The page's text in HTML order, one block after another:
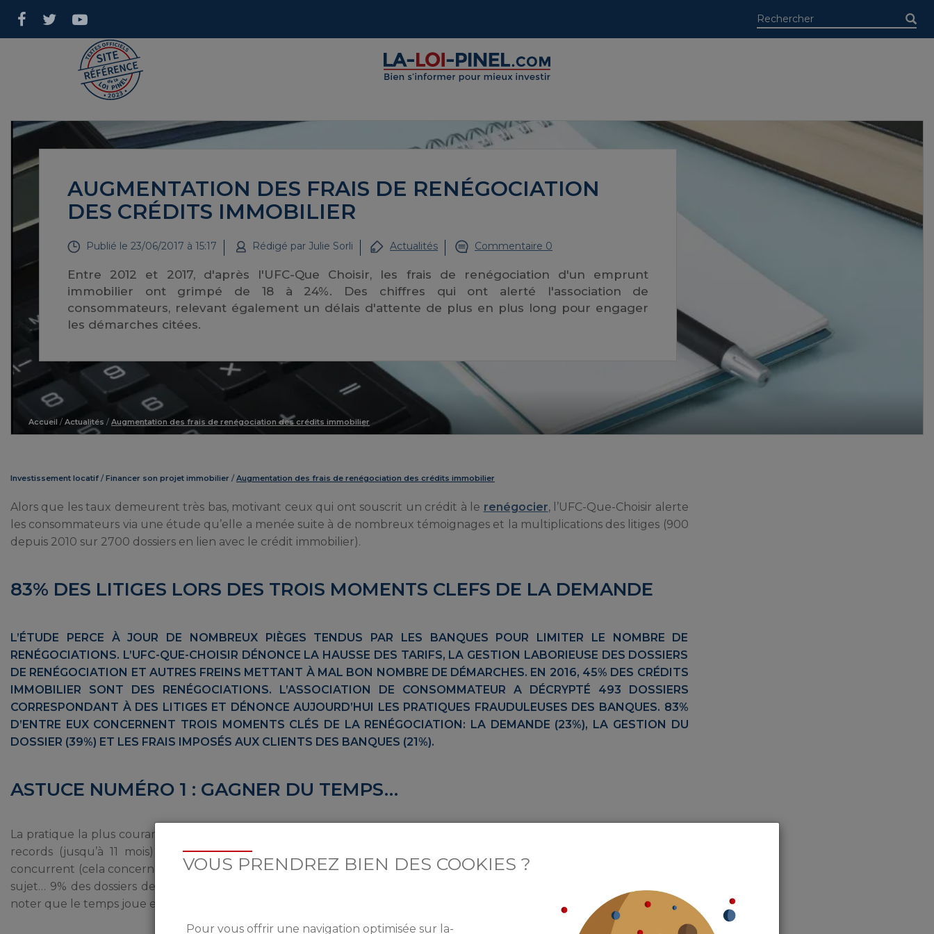
AUGMENTATION DES FRAIS DE RENÉGOCIATION
DES CRÉDITS IMMOBILIER
Publié le 23/06/2017 à 15:17 Rédigé par Julie Sorli Actualités Commentaire 0
Entre 2012 et 2017, d'après l'UFC-Que Choisir, les frais de renégociation d'un emprunt
immobilier ont grimpé de 18 à 24%. Des chiffres qui ont alerté l'association de
consommateurs, relevant également un délais d'attente de plus en plus long pour engager
les démarches citées.
Accueil / Actualités / Augmentation des frais de renégociation des crédits immobilier
Investissement locatif Financer son projet immobilier Augmentation des frais de renégociation des crédits immobilier
Alors que les taux demeurent très bas, motivant ceux qui ont souscrit un crédit à le renégocier, l’UFC-Que-Choisir alerte
les consommateurs via une étude qu’elle a menée suite à de nombreux témoignages et la multiplications des litiges (900
depuis 2010 sur 2700 dossiers en lien avec le crédit immobilier).
83% DES LITIGES LORS DES TROIS MOMENTS CLEFS DE LA DEMANDE
L’ÉTUDE PERCE À JOUR DE NOMBREUX PIÈGES TENDUS PAR LES BANQUES POUR LIMITER LE NOMBRE DE
RENÉGOCIATIONS. L’UFC-QUE-CHOISIR DÉNONCE LA HAUSSE DES TARIFS, LA GESTION LABORIEUSE DES DOSSIERS
DE RENÉGOCIATION ET AUTRES FREINS METTANT À MAL BON NOMBRE DE DÉMARCHES. EN 2016, 45% DES CRÉDITS
IMMOBILIER SONT DES RENÉGOCIATIONS. L’ASSOCIATION DE CONSOMMATEUR A DÉCRYPTÉ 493 DOSSIERS
CORRESPONDANT À DES LITIGES ET DÉNONCE AUJOURD’HUI LES PRATIQUES FRAUDULEUSES DES BANQUES. 83%
D’ENTRE EUX CONCERNENT TROIS MOMENTS CLÉS DE LA RENÉGOCIATION: LA DEMANDE (23%), LA GESTION DU
DOSSIER (39%) ET LES FRAIS IMPOSÉS AUX CLIENTS DES BANQUES (21%).
ASTUCE NUMÉRO 1 : GAGNER DU TEMPS…
La pratique la plus courante : gagner du temps. 23% des litiges concernent des attitudes « dilatoires », comme des délais
records (jusqu’à 11 mois) pour l’envoi des documents nécessaires pour racheter son crédit dans un établissement
concurrent (cela concerne 10% des dossiers). Le Crédit immobilier de France regroupe à lui seul 18% des cas de litige à ce
sujet… 9% des dossiers de litiges concernent des accords de réaménagement, formels ou informels et non respectés. A
noter que le temps joue en faveur des banques puisque 12 mois gagnés équivalent à 820 euros d’économie potentielle.
VOUS PRENDREZ BIEN DES COOKIES ?
Pour vous offrir une navigation optimisée sur la-